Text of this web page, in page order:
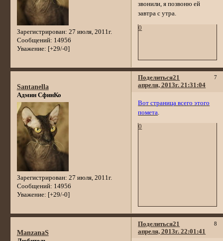
Зарегистрирован: 27 июля, 2011г.
Сообщений: 14956
Уважение: [+29/-0]
звонили, я позвоню ей
завтра с утра.
0
Поделиться 7
21
апреля, 2013г. 21:31:04
Santanella
Админ СфинКо
Зарегистрирован: 27 июля, 2011г.
Сообщений: 14956
Уважение: [+29/-0]
Вот страница всего этого
помета
0
Поделиться 8
21
апреля, 2013г. 22:01:41
ManzanaS